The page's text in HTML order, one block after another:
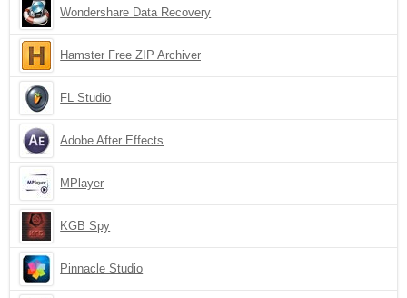
Wondershare Data Recovery
Hamster Free ZIP Archiver
FL Studio
Adobe After Effects
MPlayer
KGB Spy
Pinnacle Studio